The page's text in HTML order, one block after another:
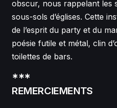
obscur, nous rappelant les
sous-sols d’églises. Cette
de l’esprit du party et du
poésie futile et métal, clin
toilettes de bars.
***
REMERCIEMENTS